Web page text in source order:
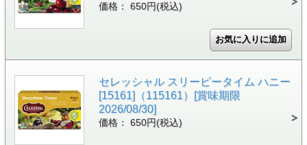
価格： 650円(税込)
セレッシャル スリーピータイム ハニー
[15161]（115161）[賞味期限
2026/08/30]
価格： 650円(税込)